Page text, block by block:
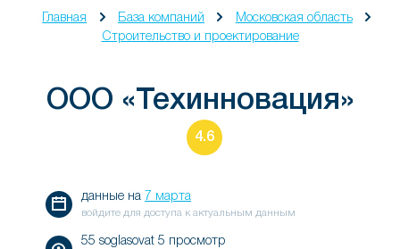
Главная База компаний
Московская область
Строительство и проектирование
ООО «Техинновация»
4.6
данные на 7 марта
войдите для доступа к актуальным данным
55 soglasovat 5 просмотр